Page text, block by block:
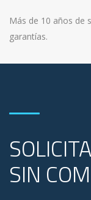
Más de 10 años de
garantías.
SIN